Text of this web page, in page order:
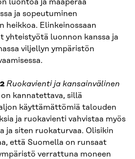
luontoa ja maaperää
ja sopeutuminen
heikkoa. Elinkeinossaan
yhteistyötä luonnon kanssa ja
viljellyn ympäristön
Ruokavienti ja kansainvälinen
on kannatettava, sillä
käyttämättömiä talouden
ja ruokavienti vahvistaa myös
ja siten ruokaturvaa. Olisikin
että Suomella on runsaat
verrattuna moneen